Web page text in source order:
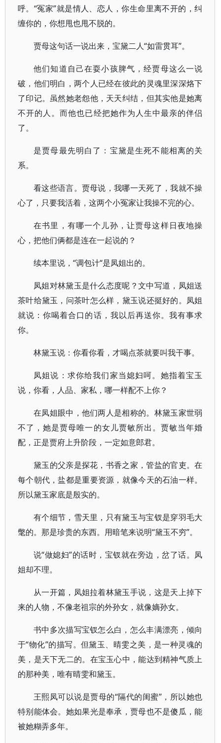
呼。“冤家”就是情人、恋人，你生命里离不开的，纠
缠你的，你想甩也甩不脱的。
贾母这句话一说出来，宝黛二人“如雷贯耳”。
他们知道自己在耍小孩脾气，经贾母这么一说
破，他们明白，两个人已经在彼此的灵魂里深深烙下
了印记。虽然她老怨他，天天纠结，但其实他是她离
不开的人。而他也已经把她作为人生中最亲的伴侣
了。
是贾母最先明白了：宝黛是生死不能相离的关
系。
看这些语言。贾母说，我哪一天死了，我就不操
心了，只要我活着，这两个小冤家让我操不完的心。
在书里，有哪一个儿孙，让贾母这样日夜地操
心，把他们俩都是连在一起说的？
续本里说，“调包计“是凤姐出的。
凤姐对林黛玉是什么态度呢？文中写道，凤姐送
茶叶给黛玉，问茶叶怎么样，黛玉说还挺好的。凤姐
就说：你喝着合口的话，我以后再送你。我有事求
你。
林黛玉说：你看你看，才喝点茶就要叫我干事。
凤姐说：求你给我们家当媳妇呵。她指着宝玉
说，你看，人品、家私，哪一样配不上你？
在凤姐眼中，他们两人是相称的。林黛玉家世弱
不了，她是贾母唯一的女儿贾敏所出。贾敏当年婚
配，正是贾府上升阶段，一定如意郎君。
黛玉的父亲是探花，书香之家，管盐的官吏。在
每个朝代，盐都是重要资源，就像今天的石油一样。
所以黛玉家底是殷实的。
有个细节，雪天里，只有黛玉与宝钗是穿羽毛大
氅的。那是珍贵的东西。用暗笔来说明“黛玉不穷”。
说“做媳妇”的话时，宝钗就在旁边，岔了话。凤
姐却不理。
从一开篇，凤姐拉着林黛玉手说，这是天上掉下
来的人物，不像老祖宗的外孙女，就像嫡孙女。
书中多次描写宝钗怎么白，怎么丰满漂亮，倾向
于“物化”的描写。但黛玉、晴雯之美，是一种灵魂的
美，是天下无二的。在宝玉心中，能达到精神气质上
的那种美，唯有晴雯和黛玉。
王熙凤可以说是贾母的“隔代的闺蜜”，所以她也
特别能体会。她如果光是奉承，贾母也不是傻瓜，能
被她糊弄多年。